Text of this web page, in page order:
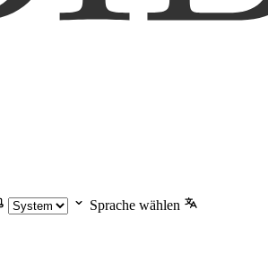
Sprache wählen